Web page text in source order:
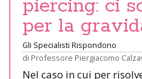
piercing: ci
per la
Gli Specialisti Rispondono
di Professore Piergiacomo
Nel caso in cui per